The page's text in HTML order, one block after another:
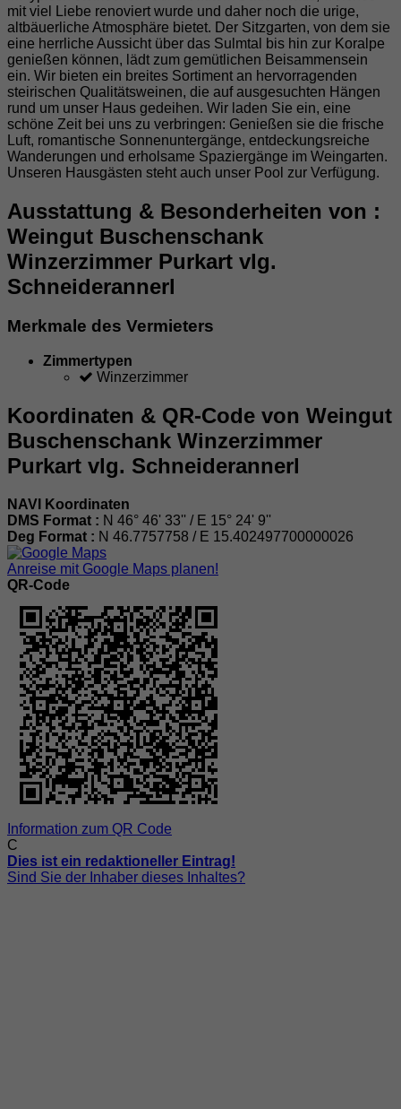
mit viel Liebe renoviert wurde und daher noch die urige,
altbäuerliche Atmosphäre bietet. Der Sitzgarten, von dem sie
eine herrliche Aussicht über das Sulmtal bis hin zur Koralpe
genießen können, lädt zum gemütlichen Beisammensein
ein. Wir bieten ein breites Sortiment an hervorragenden
steirischen Qualitätsweinen, die auf ausgesuchten Hängen
rund um unser Haus gedeihen. Wir laden Sie ein, eine
schöne Zeit bei uns zu verbringen: Genießen sie die frische
Luft, romantische Sonnenuntergänge, entdeckungsreiche
Wanderungen und erholsame Spaziergänge im Weingarten.
Unseren Hausgästen steht auch unser Pool zur Verfügung.
Ausstattung & Besonderheiten von :
Weingut Buschenschank
Winzerzimmer Purkart vlg.
Schneiderannerl
Merkmale des Vermieters
Zimmertypen
Winzerzimmer
Koordinaten & QR-Code von Weingut
Buschenschank Winzerzimmer
Purkart vlg. Schneiderannerl
NAVI Koordinaten
DMS Format : N 46° 46' 33'' / E 15° 24' 9''
Deg Format : N 46.7757758 / E 15.402497700000026
Anreise mit Google Maps planen!
QR-Code
Information zum QR Code
C
Dies ist ein redaktioneller Eintrag!
Sind Sie der Inhaber dieses Inhaltes?